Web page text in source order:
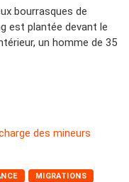
bourrasques de
est plantée devant le
un homme de 35
MIGRATIONS